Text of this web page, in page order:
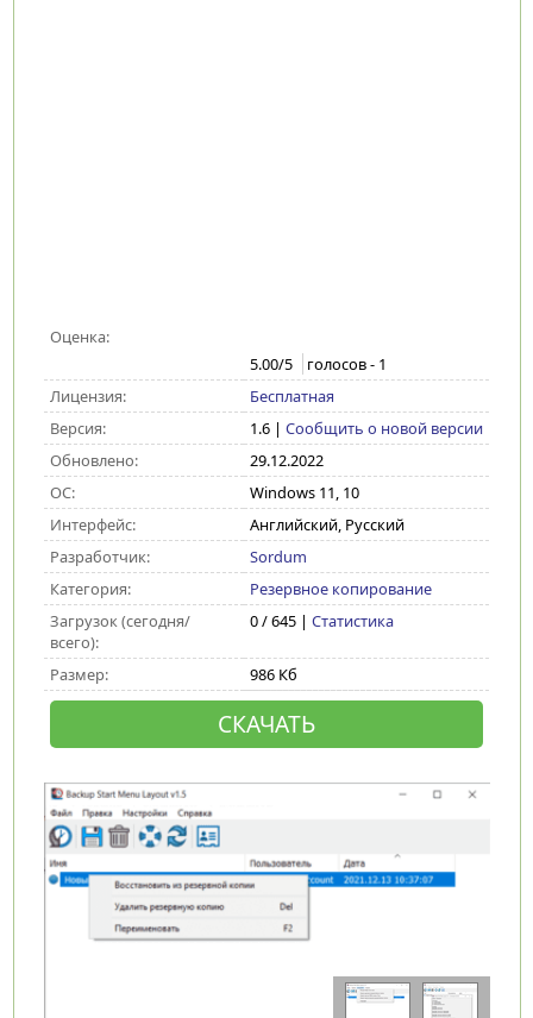
Оценка:
5.00/5 голосов - 1
Лицензия:
Бесплатная
Версия:
1.6| Сообщить о новой версии
Обновлено:
29.12.2022
ОС:
Windows 11, 10
Интерфейс:
Английский, Русский
Разработчик:
Sordum
Категория:
Резервное копирование
Загрузок (сегодня/
всего):
0 / 645 | Статистика
Размер: 986 Кб
СКАЧАТЬ